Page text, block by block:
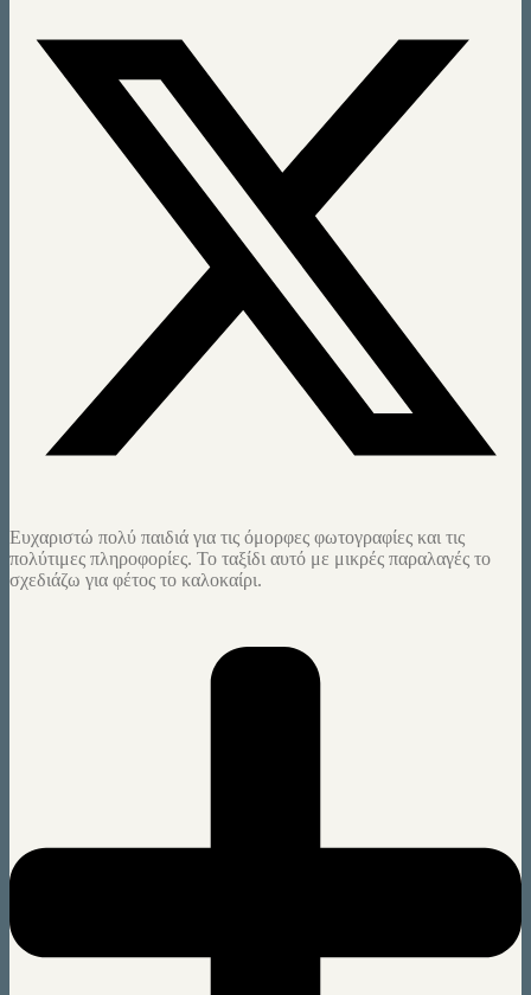
Ευχαριστώ πολύ παιδιά για τις όμορφες φωτογραφίες και τις
πολύτιμες πληροφορίες. Το ταξίδι αυτό με μικρές παραλαγές το
σχεδιάζω για φέτος το καλοκαίρι.